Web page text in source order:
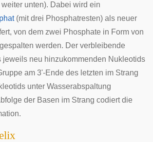
unten). Dabei wird ein
(mit drei Phosphatresten) als neuer
von dem zwei Phosphate in Form von
werden. Der verbleibende
jeweils neu hinzukommenden Nukleotids
am 3'-Ende des letzten im Strang
unter Wasserabspaltung
der Basen im Strang codiert die